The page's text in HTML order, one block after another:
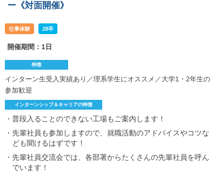
ー《対面開催》
仕事体験 28卒
開催期間：1日
特徴
インターン生受入実績あり／理系学生にオススメ／大学1・2年生の
参加歓迎
インターンシップ＆キャリアの特徴
・普段入ることのできない工場もご案内します！
・先輩社員も参加しますので、就職活動のアドバイスやコツな
ども聞けるはずです！
・先輩社員交流会では、各部署からたくさんの先輩社員を呼ん
でいます！